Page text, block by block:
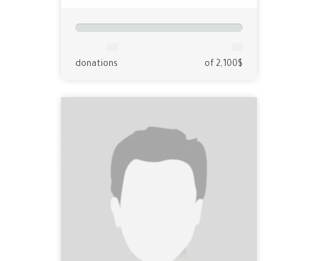
of 2,100$
donations